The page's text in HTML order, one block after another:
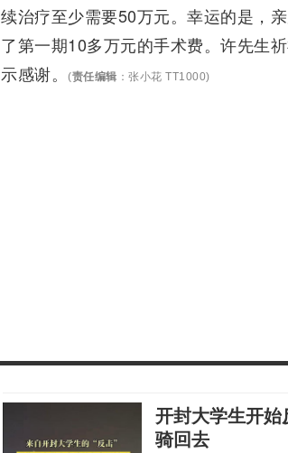
续治疗至少需要50万元。幸运的是，
了第一期10多万元的手术费。许先生
示感谢。
(责任编辑 ：张小花 TT1000)
开封大学生开
骑回去